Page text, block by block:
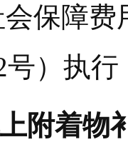
保障
号）执行
上附着物